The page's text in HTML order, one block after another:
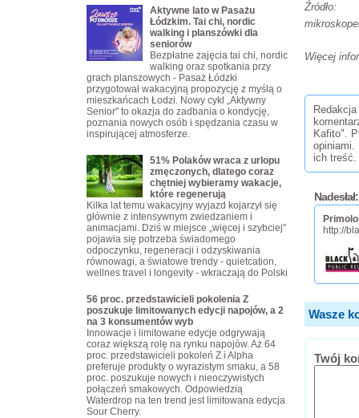
Więcej
Kafito".
opiniami.
ich treść.
Nadesłał:
http://
Wasze
Twój
Aktywne lato w Pasażu
Łódzkim. Tai chi, nordic
walking i planszówki dla
seniorów
Bezpłatne zajęcia tai chi, nordic
walking oraz spotkania przy
grach planszowych - Pasaż Łódzki
przygotował wakacyjną propozycję z myślą o
mieszkańcach Łodzi. Nowy cykl „Aktywny
Senior" to okazja do zadbania o kondycję,
poznania nowych osób i spędzania czasu w
inspirującej atmosferze.
51% Polaków wraca z urlopu
zmęczonych, dlatego coraz
chętniej wybieramy wakacje,
które regenerują
Kilka lat temu wakacyjny wyjazd kojarzył się
głównie z intensywnym zwiedzaniem i
animacjami. Dziś w miejsce „więcej i szybciej"
pojawia się potrzeba świadomego
odpoczynku, regeneracji i odzyskiwania
równowagi, a światowe trendy - quietcation,
wellnes travel i longevity - wkraczają do Polski
56 proc. przedstawicieli pokolenia Z
poszukuje limitowanych edycji napojów, a 2
na 3 konsumentów wyb
Innowacje i limitowane edycje odgrywają
coraz większą rolę na rynku napojów. Aż 64
proc. przedstawicieli pokoleń Z i Alpha
preferuje produkty o wyrazistym smaku, a 58
proc. poszukuje nowych i nieoczywistych
połączeń smakowych. Odpowiedzią
Waterdrop na ten trend jest limitowana edycja
Sour Cherry.